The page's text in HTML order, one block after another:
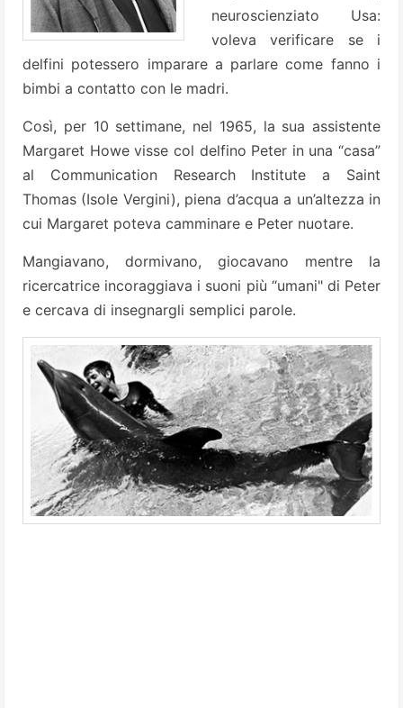
neuroscienziato Usa:
voleva verificare se i
delfini potessero imparare a parlare come fanno i
bimbi a contatto con le madri.
Così, per 10 settimane, nel 1965, la sua assistente
Margaret Howe visse col delfino Peter in una “casa”
al Communication Research Institute a Saint
Thomas (Isole Vergini), piena d’acqua a un’altezza in
cui Margaret poteva camminare e Peter nuotare.
Mangiavano, dormivano, giocavano mentre la
ricercatrice incoraggiava i suoni più “umani" di Peter
e cercava di insegnargli semplici parole.